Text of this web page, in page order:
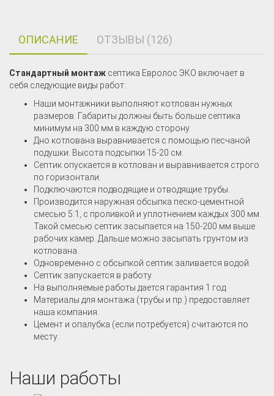
ОПИСАНИЕ ОТЗЫВЫ (126)
Стандартный монтаж септика Евролос ЭКО включает в
себя следующие виды работ:
Наши монтажники выполняют котлован нужных
размеров. Габариты должны быть больше септика
минимум на 300 мм в каждую сторону.
Дно котлована выравнивается с помощью песчаной
подушки. Высота подсыпки 15-20 см.
Септик опускается в котлован и выравнивается строго
по горизонтали.
Подключаются подводящие и отводящие трубы.
Производится наружная обсыпка песко-цементной
смесью 5:1, с проливкой и уплотнением каждых 300 мм.
Такой смесью септик засыпается на 150-200 мм выше
рабочих камер. Дальше можно засыпать грунтом из
котлована.
Одновременно с обсыпкой септик заливается водой.
Септик запускается в работу.
На выполняемые работы дается гарантия 1 год.
Материалы для монтажа (трубы и пр.) предоставляет
наша компания.
Цемент и опалубка (если потребуется) считаются по
месту.
Наши работы